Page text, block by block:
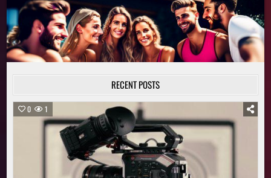
RECENT POSTS
0 1